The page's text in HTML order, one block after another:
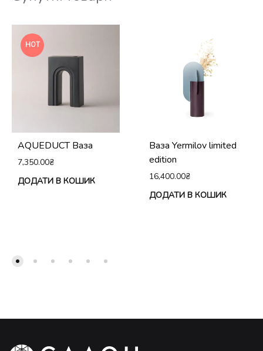
HOT
AQUEDUCT Ваза
7,350.00₴
ДОДАТИ В КОШИК
Ваза Yermilov limited
edition
16,400.00₴
ДОДАТИ В КОШИК